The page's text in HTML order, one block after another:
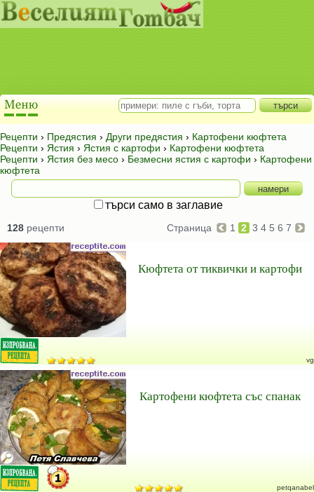
Рецепти › Предястия › Други предястия › Картофени кюфтета
Рецепти › Ястия › Ястия с картофи › Картофени кюфтета
Рецепти › Ястия без месо › Безмесни ястия с картофи › Картофени
кюфтета
търси само в заглавие
128 рецепти Страница 1 2 3 4 5 6 7
Кюфтета от тиквички и картофи
vg
Картофени кюфтета със спанак
petqanabel